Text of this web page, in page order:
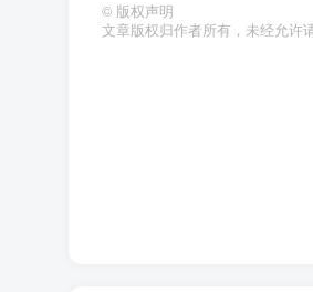
© 版权声明
文章版权归作者所有，未经允许